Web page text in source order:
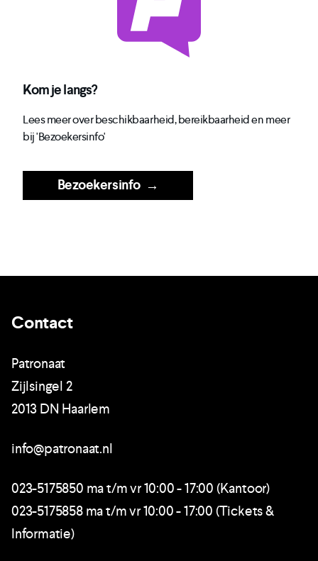
Kom je langs?
Lees meer over beschikbaarheid, bereikbaarheid en meer
bij 'Bezoekersinfo'
Bezoekersinfo→
Contact
Patronaat
Zijlsingel 2
2013 DN Haarlem
info@patronaat.nl
023-5175850 ma t/m vr 10:00 - 17:00 (Kantoor)
023-5175858 ma t/m vr 10:00 - 17:00 (Tickets &
Informatie)